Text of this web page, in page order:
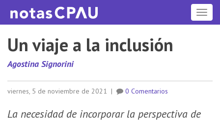
Un viaje a la inclusión
Agostina Signorini
viernes, 5 de noviembre de 2021 | 0 Comentarios
La necesidad de incorporar la perspectiva de